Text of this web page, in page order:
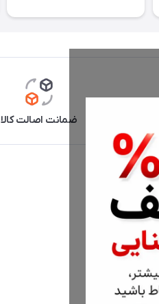
ضمانت اصالت کالا
سریع
کاربری
فروشگاه
محصولات
ما